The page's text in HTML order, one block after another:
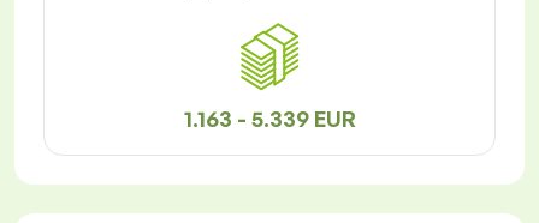
1.163 - 5.339 EUR